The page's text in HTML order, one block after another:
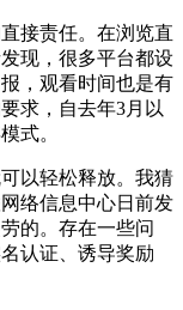
接责任。在浏览直
现，很多平台都设
，观看时间也是有
求，自去年3月以
式。
以轻松释放。我猜
络信息中心日前发
的。存在一些问
认证、诱导奖励